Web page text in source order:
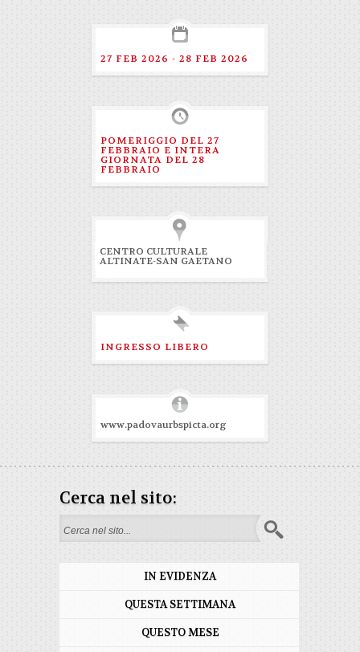
27 FEB 2026 - 28 FEB 2026
POMERIGGIO DEL 27
FEBBRAIO E INTERA
GIORNATA DEL 28
FEBBRAIO
CENTRO CULTURALE
ALTINATE-SAN GAETANO
INGRESSO LIBERO
www.padovaurbspicta.org
Cerca nel sito:
Form di ricerca
IN EVIDENZA
QUESTA SETTIMANA
QUESTO MESE